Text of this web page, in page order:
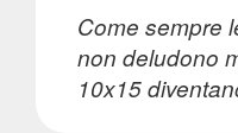
Calendari
annuali
Come sempre
non deludono
10x15